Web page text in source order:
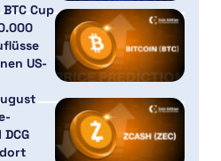
Cup
US-